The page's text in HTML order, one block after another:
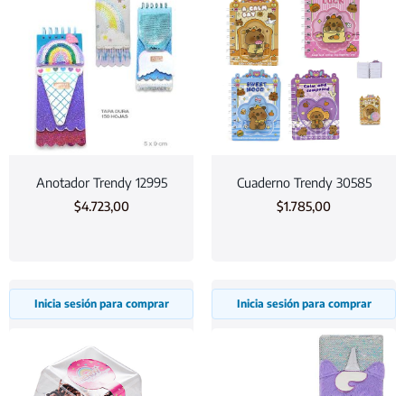
Anotador Trendy 12995
$4.723,00
Cuaderno Trendy 30585
$1.785,00
Inicia sesión para comprar Inicia sesión para comprar